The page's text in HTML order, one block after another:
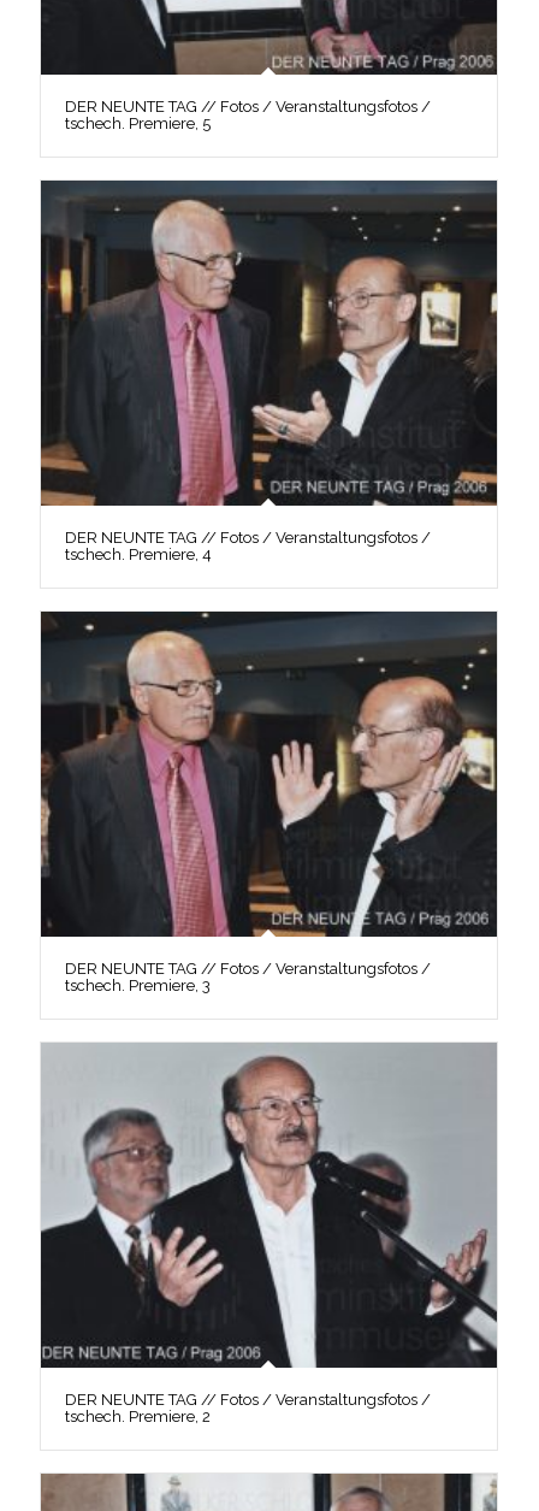
DER NEUNTE TAG // Fotos / Veranstaltungsfotos /
tschech. Premiere, 5
DER NEUNTE TAG // Fotos / Veranstaltungsfotos /
tschech. Premiere, 4
DER NEUNTE TAG // Fotos / Veranstaltungsfotos /
tschech. Premiere, 3
DER NEUNTE TAG // Fotos / Veranstaltungsfotos /
tschech. Premiere, 2